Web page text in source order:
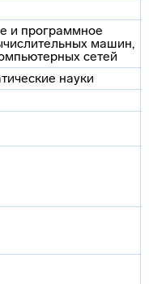
и программное
машин,
сетей
науки